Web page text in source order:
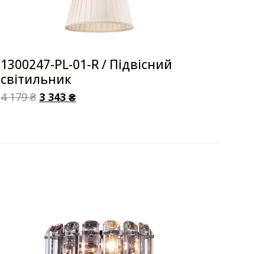
1300247-PL-01-R / Підвісний
світильник
4 179₴ 3 343₴